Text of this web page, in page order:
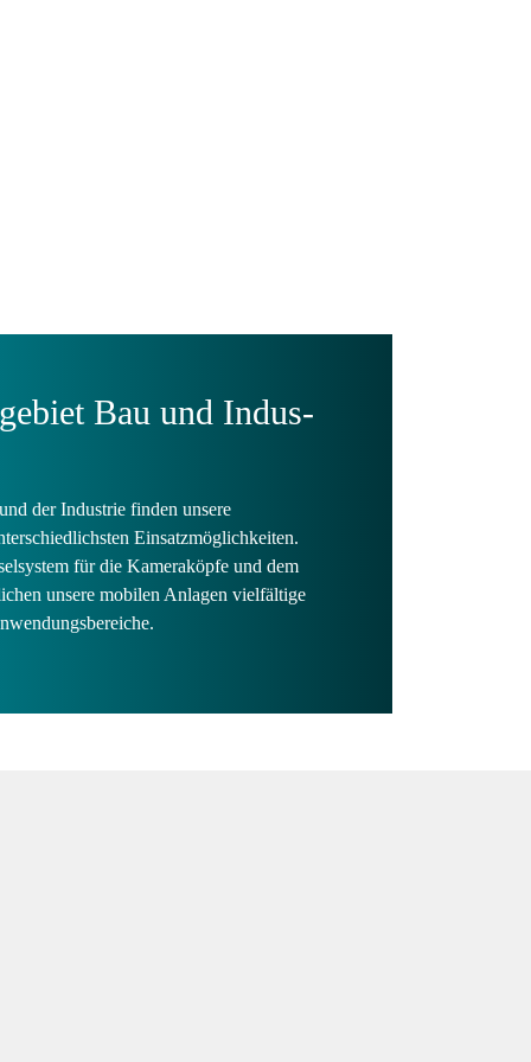
Bau und Indus­
der Industrie finden unsere
Einsatzmöglichkeiten.
für die Kameraköpfe und dem
unsere mobilen Anlagen vielfältige